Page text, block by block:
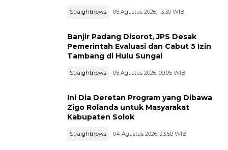
Straightnews 05 Agustus 2026, 13:30 WIB
Banjir Padang Disorot, JPS Desak
Pemerintah Evaluasi dan Cabut 5 Izin
Tambang di Hulu Sungai
Straightnews 05 Agustus 2026, 09:05 WIB
Ini Dia Deretan Program yang Dibawa
Zigo Rolanda untuk Masyarakat
Kabupaten Solok
Straightnews 04 Agustus 2026, 23:50 WIB